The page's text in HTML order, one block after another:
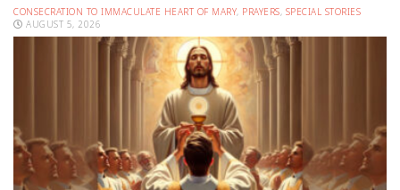
CONSECRATION TO IMMACULATE HEART OF MARY, PRAYERS, SPECIAL STORIES
AUGUST 5, 2026